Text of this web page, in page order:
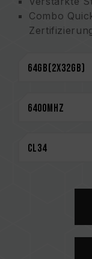
Combo
Power
Verstärktes
Eine
Plattformen
Bitte